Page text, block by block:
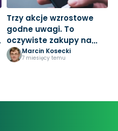
Trzy akcje wzrostowe
godne uwagi. To
oczywiste zakupy na
nowy rok
Marcin Kosecki
7 miesięcy temu